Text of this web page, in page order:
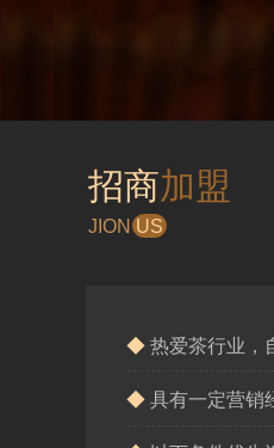
◆ 热爱茶行业，
◆ 具有一定营销
招商加盟
JION US